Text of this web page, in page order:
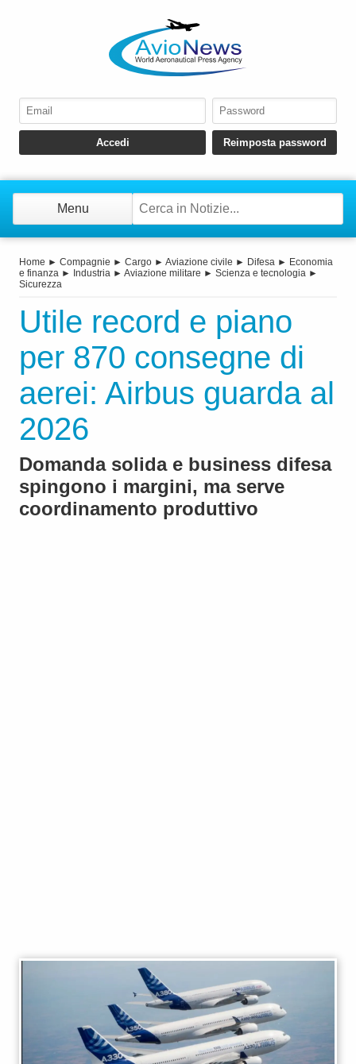
Menu
Home ► Compagnie ► Cargo ► Aviazione civile ► Difesa ► Economia
e finanza ► Industria ► Aviazione militare ► Scienza e tecnologia ►
Sicurezza
Utile record e piano
per 870 consegne di
aerei: Airbus guarda al
2026
Domanda solida e business difesa
spingono i margini, ma serve
coordinamento produttivo